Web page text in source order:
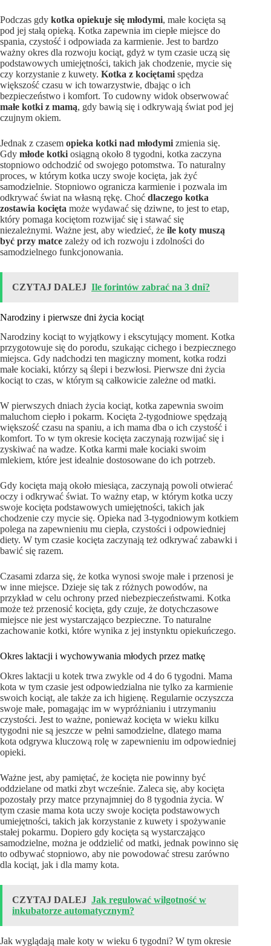
Podczas gdy kotka opiekuje się młodymi, małe kocięta są
pod jej stałą opieką. Kotka zapewnia im ciepłe miejsce do
spania, czystość i odpowiada za karmienie. Jest to bardzo
ważny okres dla rozwoju kociąt, gdyż w tym czasie uczą się
podstawowych umiejętności, takich jak chodzenie, mycie się
czy korzystanie z kuwety. Kotka z kociętami spędza
większość czasu w ich towarzystwie, dbając o ich
bezpieczeństwo i komfort. To cudowny widok obserwować
małe kotki z mamą, gdy bawią się i odkrywają świat pod jej
czujnym okiem.
Jednak z czasem opieka kotki nad młodymi zmienia się.
Gdy młode kotki osiągną około 8 tygodni, kotka zaczyna
stopniowo odchodzić od swojego potomstwa. To naturalny
proces, w którym kotka uczy swoje kocięta, jak żyć
samodzielnie. Stopniowo ogranicza karmienie i pozwala im
odkrywać świat na własną rękę. Choć dlaczego kotka
zostawia kocięta może wydawać się dziwne, to jest to etap,
który pomaga kociętom rozwijać się i stawać się
niezależnymi. Ważne jest, aby wiedzieć, że ile koty muszą
być przy matce zależy od ich rozwoju i zdolności do
samodzielnego funkcjonowania.
CZYTAJ DALEJ Ile forintów zabrać na 3 dni?
Narodziny i pierwsze dni życia kociąt
Narodziny kociąt to wyjątkowy i ekscytujący moment. Kotka
przygotowuje się do porodu, szukając cichego i bezpiecznego
miejsca. Gdy nadchodzi ten magiczny moment, kotka rodzi
małe kociaki, którzy są ślepi i bezwłosi. Pierwsze dni życia
kociąt to czas, w którym są całkowicie zależne od matki.
W pierwszych dniach życia kociąt, kotka zapewnia swoim
maluchom ciepło i pokarm. Kocięta 2-tygodniowe spędzają
większość czasu na spaniu, a ich mama dba o ich czystość i
komfort. To w tym okresie kocięta zaczynają rozwijać się i
zyskiwać na wadze. Kotka karmi małe kociaki swoim
mlekiem, które jest idealnie dostosowane do ich potrzeb.
Gdy kocięta mają około miesiąca, zaczynają powoli otwierać
oczy i odkrywać świat. To ważny etap, w którym kotka uczy
swoje kocięta podstawowych umiejętności, takich jak
chodzenie czy mycie się. Opieka nad 3-tygodniowym kotkiem
polega na zapewnieniu mu ciepła, czystości i odpowiedniej
diety. W tym czasie kocięta zaczynają też odkrywać zabawki i
bawić się razem.
Czasami zdarza się, że kotka wynosi swoje małe i przenosi je
w inne miejsce. Dzieje się tak z różnych powodów, na
przykład w celu ochrony przed niebezpieczeństwami. Kotka
może też przenosić kocięta, gdy czuje, że dotychczasowe
miejsce nie jest wystarczająco bezpieczne. To naturalne
zachowanie kotki, które wynika z jej instynktu opiekuńczego.
Okres laktacji i wychowywania młodych przez matkę
Okres laktacji u kotek trwa zwykle od 4 do 6 tygodni. Mama
kota w tym czasie jest odpowiedzialna nie tylko za karmienie
swoich kociąt, ale także za ich higienę. Regularnie oczyszcza
swoje małe, pomagając im w wypróżnianiu i utrzymaniu
czystości. Jest to ważne, ponieważ kocięta w wieku kilku
tygodni nie są jeszcze w pełni samodzielne, dlatego mama
kota odgrywa kluczową rolę w zapewnieniu im odpowiedniej
opieki.
Ważne jest, aby pamiętać, że kocięta nie powinny być
oddzielane od matki zbyt wcześnie. Zaleca się, aby kocięta
pozostały przy matce przynajmniej do 8 tygodnia życia. W
tym czasie mama kota uczy swoje kocięta podstawowych
umiejętności, takich jak korzystanie z kuwety i spożywanie
stałej pokarmu. Dopiero gdy kocięta są wystarczająco
samodzielne, można je oddzielić od matki, jednak powinno się
to odbywać stopniowo, aby nie powodować stresu zarówno
dla kociąt, jak i dla mamy kota.
CZYTAJ DALEJ Jak regulować wilgotność w
inkubatorze automatycznym?
Jak wyglądają małe koty w wieku 6 tygodni? W tym okresie